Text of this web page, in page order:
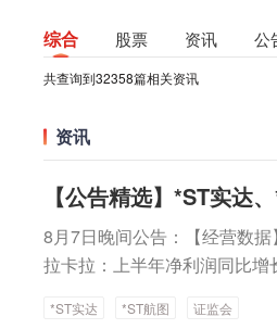
综合 股票 资讯 公
共查询到32358篇相关资讯
资讯
【公告精选】*ST实达
8月7日晚间公告：【经营数
拉卡拉：上半年净利润同比
9%五洲特纸：上半年净利润
*ST实达 *ST航图 证监会